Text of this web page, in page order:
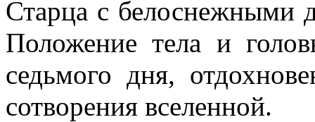
Старца с белоснежными
Положение тела и
седьмого дня,
сотворения вселенной.